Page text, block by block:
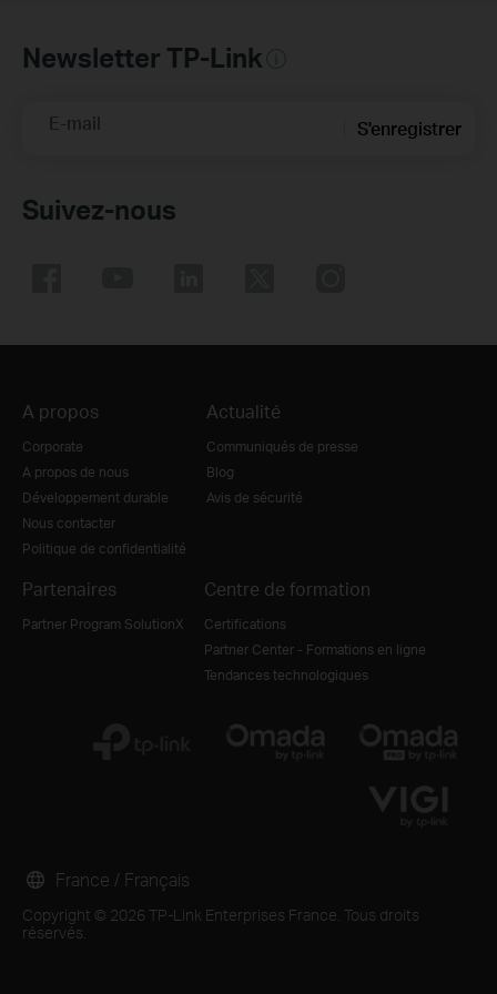
Newsletter TP-Link
E-mail S'enregistrer
Suivez-nous
A propos
Corporate
A propos de nous
Développement durable
Nous contacter
Politique de confidentialité
Actualité
Communiqués de presse
Blog
Avis de sécurité
Partenaires
Partner Program SolutionX
Centre de formation
Certifications
Partner Center - Formations en ligne
Tendances technologiques
Copyright © 2026 TP-Link Enterprises France. Tous droits
réservés.
France / Français